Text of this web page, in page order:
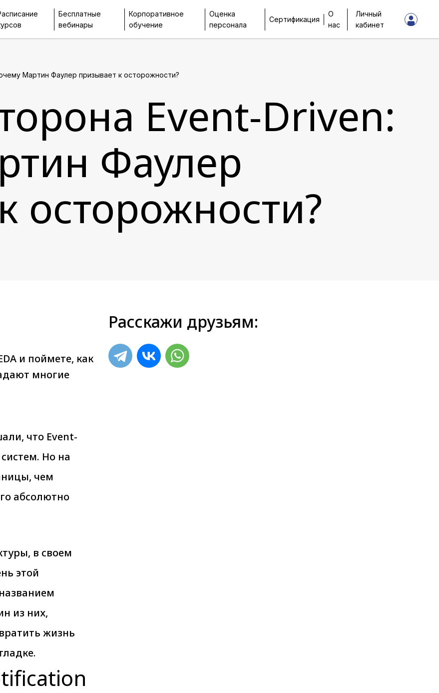
Бесплатные
вебинары
Корпоративное
обучение
Оценка
персонала
Сертификация
О
нас
Личный
кабинет
Мартин Фаулер призывает к осторожности?
Event-Driven:
Фаулер
осторожности?
и поймете, как
многие
что Event-
Но на
чем
абсолютно
в своем
этой
из них,
жизнь
Расскажи друзьям: